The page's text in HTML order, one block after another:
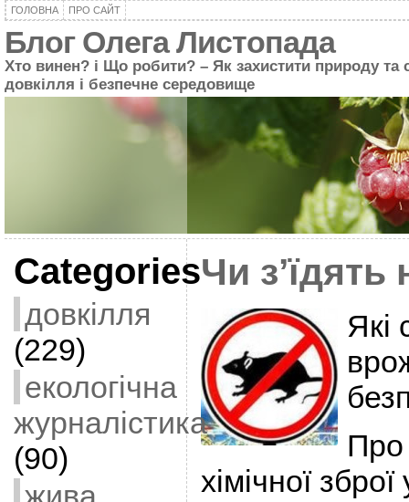
ГОЛОВНА ПРО САЙТ
Блог Олега Листопада
Хто винен? і Що робити? – Як захистити природу та
довкілля і безпечне середовище
Categories
довкілля
(229)
екологічна
журналістика
(90)
Чи
Які
Про
хімічної